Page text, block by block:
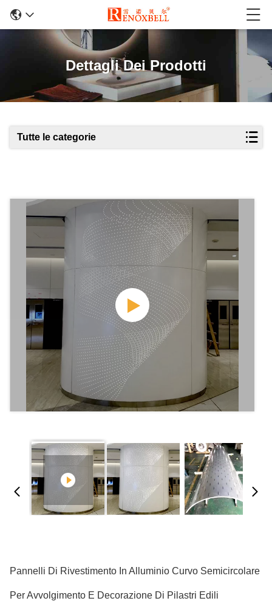
Dettagli Dei Prodotti
Tutte le categorie
Pannelli Di Rivestimento In Alluminio Curvo Semicircolare
Per Avvolgimento E Decorazione Di Pilastri Edili